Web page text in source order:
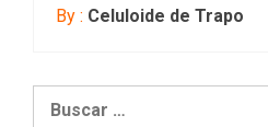
By : Celuloide de Trapo